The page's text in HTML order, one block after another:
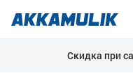
Скидка при